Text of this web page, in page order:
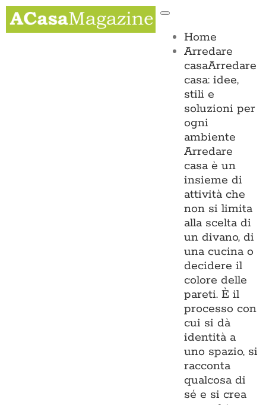
Salta
contenuto
Toggle
Home
Arredare
casaArredare
casa: idee,
stili e
soluzioni per
ogni
ambiente
Arredare
casa è un
insieme di
attività che
non si limita
alla scelta di
un divano, di
una cucina o
decidere il
colore delle
pareti. È il
processo con
cui si dà
identità a
uno spazio, si
racconta
qualcosa di
sé e si crea